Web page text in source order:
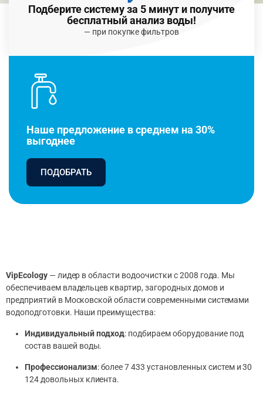
Подберите систему за 5 минут и получите
бесплатный анализ воды!
— при покупке фильтров
Наше предложение в среднем на 30%
выгоднее
ПОДОБРАТЬ
VipEcology— лидер в области водоочистки с 2008 года. Мы
обеспечиваем владельцев квартир, загородных домов и
предприятий в Московской области современными системами
водоподготовки. Наши преимущества:
Индивидуальный подход: подбираем оборудование под
состав вашей воды.
Профессионализм: более 7 433 установленных систем и 30
124 довольных клиента.